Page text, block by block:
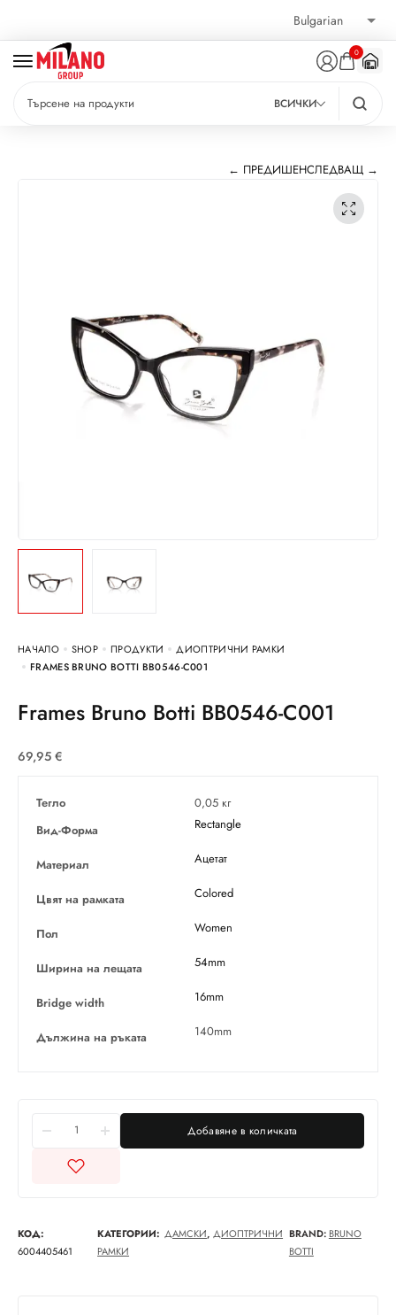
0
ВСИЧКИ
← ПРЕДИШЕНСЛЕДВАЩ →
НАЧАЛО SHOP ПРОДУКТИ
ДИОПТРИЧНИ РАМКИ
FRAMES BRUNO BOTTI BB0546-C001
Frames Bruno Botti BB0546-C001
69,95 €
Тегло
0,05 кг
Вид-Форма
Rectangle
Материал Ацетат
Цвят на рамката Colored
Пол Women
Ширина на лещата 54mm
Bridge width 16mm
Дължина на ръката 140mm
Добавяне в количката
КОД:
6004405461
КАТЕГОРИИ: ДАМСКИ,ДИОПТРИЧНИ
РАМКИ
BRAND: BRUNO
BOTTI